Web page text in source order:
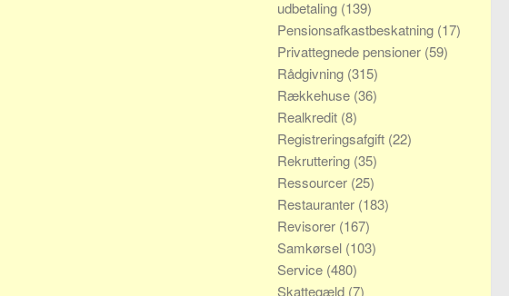
udbetaling (139)
Pensionsafkastbeskatning (17)
Privattegnede pensioner (59)
Rådgivning (315)
Rækkehuse (36)
Realkredit (8)
Registreringsafgift (22)
Rekruttering (35)
Ressourcer (25)
Restauranter (183)
Revisorer (167)
Samkørsel (103)
Service (480)
Skattegæld (7)